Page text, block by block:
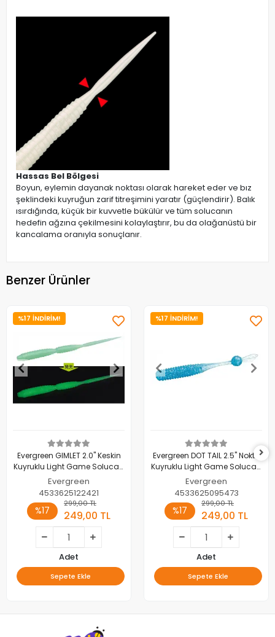
Hassas Bel Bölgesi
Boyun, eylemin dayanak noktası olarak hareket eder ve bız
şeklindeki kuyruğun zarif titreşimini yaratır (güçlendirir). Balık
ısırdığında, küçük bir kuvvetle bükülür ve tüm solucanın
hedefin ağzına çekilmesini kolaylaştırır, bu da olağanüstü bir
kancalama oranıyla sonuçlanır.
Benzer Ürünler
%17 İNDİRİM!
Evergreen GIMLET 2.0" Keskin
Kuyruklu Light Game Solucan
Yem 516 MELON CREAM GLOW
- (20016516)
Evergreen
4533625122421
%17
299,00 TL
249,00 TL
Adet
Sepete Ekle
%17 İNDİRİM!
Evergreen DOT TAIL 2.5" Nokta
Kuyruklu Light Game Solucan
Yem 506 CLEAR BLUE HS -
(20026506)
Evergreen
4533625095473
%17
299,00 TL
249,00 TL
Adet
Sepete Ekle